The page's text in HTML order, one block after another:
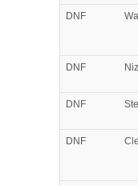
DNF
DNF
DNF
DNF